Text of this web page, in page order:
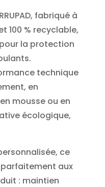
fabriqué à
100 % recyclable,
la protection
technique
en
mousse ou en
écologique,
ce
aux
: maintien